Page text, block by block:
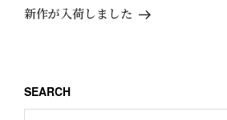
ゲ
ン
稿
の
新作が入荷しました
SEARCH